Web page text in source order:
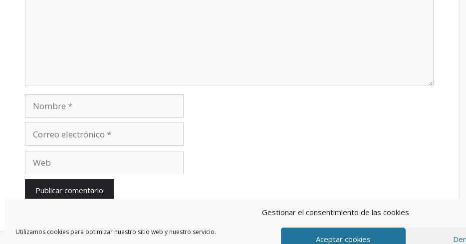
Gestionar el consentimiento de las cookies
Utilizamos cookies para optimizar nuestro sitio web y nuestro servicio.
Aceptar cookies
electrónico